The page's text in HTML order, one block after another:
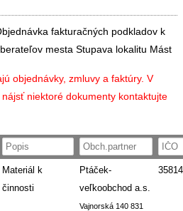
fakturačných podkladov k
mesta Stupava lokalitu Mást
objednávky, zmluvy a faktúry. V
niektoré dokumenty kontaktujte
Materiál k
činnosti
Ptáček-
veľkoobchod a.s.
Vajnorská 140 831